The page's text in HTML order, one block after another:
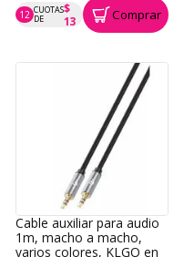
12 CUOTAS
DE
$
13
P.T.F. $ 152 Comprar
Cable auxiliar para audio
1m, macho a macho,
varios colores, KLGO en